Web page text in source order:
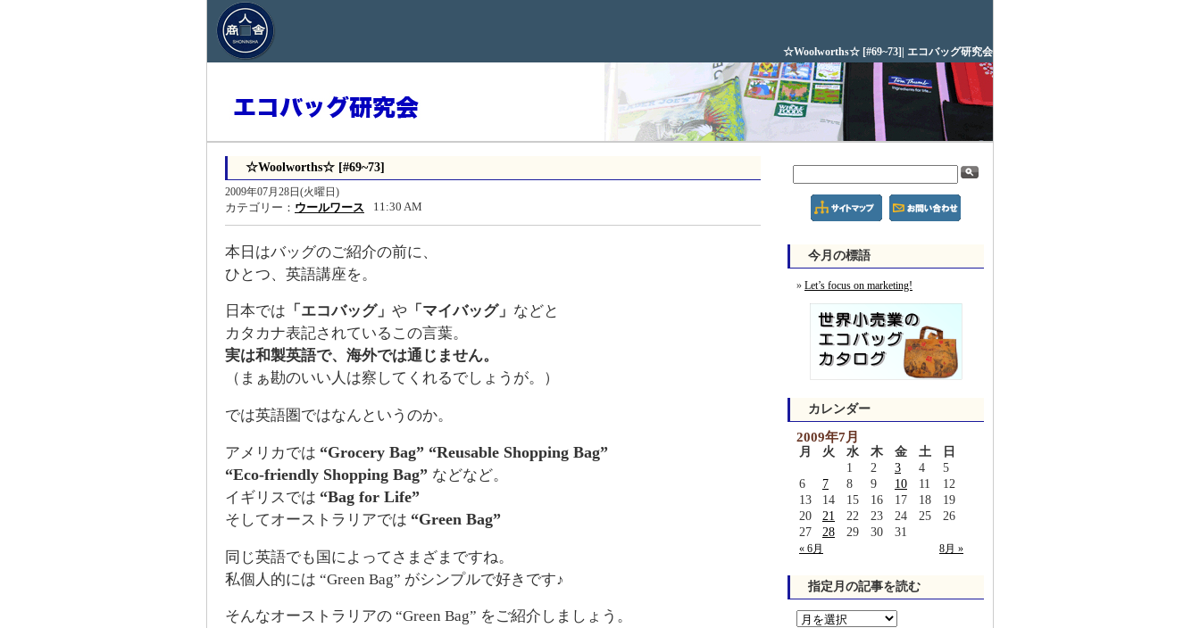
☆Woolworths☆ [#69~73]| エコバッグ研究会
☆Woolworths☆ [#69~73]
2009年07月28日(火曜日)
カテゴリー： ウールワース 11:30 AM
本日はバッグのご紹介の前に、
ひとつ、英語講座を。
日本では 「エコバッグ」 や 「マイバッグ」 などと
カタカナ表記されているこの言葉。
実は和製英語で、海外では通じません。
（まぁ勘のいい人は察してくれるでしょうが。）
では英語圏ではなんというのか。
アメリカでは “Grocery Bag” “Reusable Shopping Bag”
“Eco-friendly Shopping Bag” などなど。
イギリスでは “Bag for Life”
そしてオーストラリアでは “Green Bag”
同じ英語でも国によってさまざまですね。
私個人的には “Green Bag” がシンプルで好きです♪
そんなオーストラリアの “Green Bag” をご紹介しましょう。
今月の標語
Let’s focus on marketing!
カレンダー
2009年7月
月 火 水 木 金 土 日
« 6月 8月 »
1 2 3 4
5
6
7 8 9 10 11
12
13
14 15 16 17 18
19
20
21 22 23 24 25
26
27
28 29 30 31
指定月の記事を読む